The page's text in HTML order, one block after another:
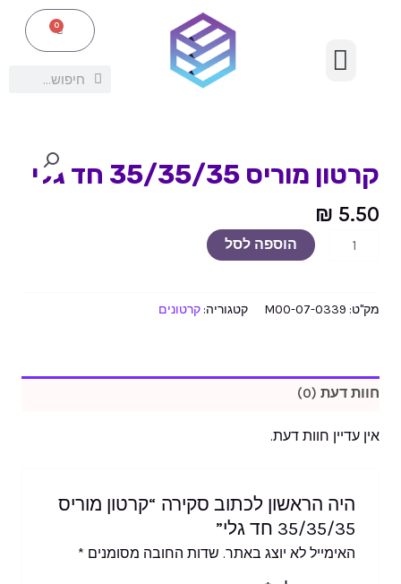
0עגלת
קניות
חיפוש
חיפוש
קרטון מוריס 35/35/35 חד גלי
₪ 5.50
קרטון
מוריס
35/35/35
הוספה לסל
מק"ט: 07-0339-M00 קטגוריה: קרטונים
חוות דעת (0)
אין עדיין חוות דעת.
היה הראשון לכתוב סקירה “קרטון מוריס
35/35/35 חד גלי”
האימייל לא יוצג באתר. שדות החובה מסומנים *